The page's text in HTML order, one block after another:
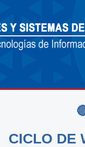
CICLO DE